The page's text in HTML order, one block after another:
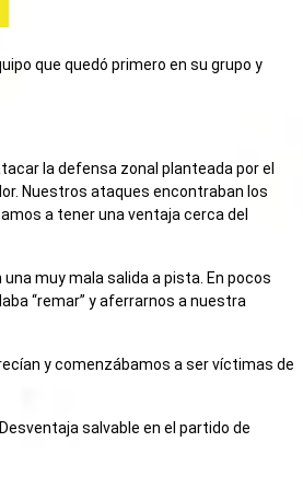
que quedó primero en su grupo y
la defensa zonal planteada por el
Nuestros ataques encontraban los
a tener una ventaja cerca del
muy mala salida a pista. En pocos
“remar” y aferrarnos a nuestra
y comenzábamos a ser víctimas de
salvable en el partido de